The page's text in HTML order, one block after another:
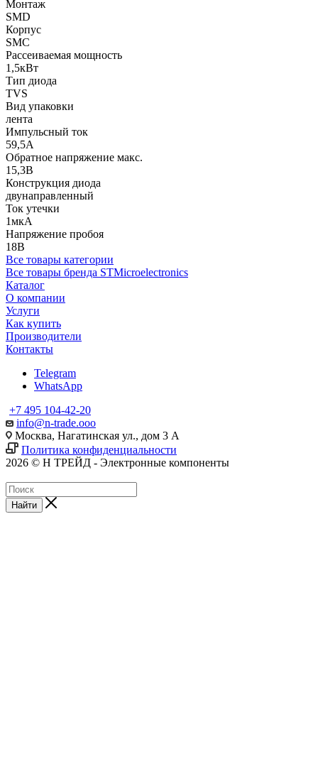
Монтаж
SMD
Корпус
SMC
Рассеиваемая мощность
1,5кВт
Тип диода
TVS
Вид упаковки
лента
Импульсный ток
59,5А
Обратное напряжение макс.
15,3В
Конструкция диода
двунаправленный
Ток утечки
1мкА
Напряжение пробоя
18В
Все товары категории
Все товары бренда STMicroelectronics
Каталог
О компании
Услуги
Как купить
Производители
Контакты
Telegram
WhatsApp
+7 495 104-42-20
info@n-trade.ooo
Москва, Нагатинская ул., дом 3 А
Политика конфиденциальности
2026 © Н ТРЕЙД - Электронные компоненты
Найти